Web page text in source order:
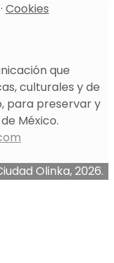
· Cookies
que
culturales y de
para preservar y
México.
Olinka, 2026.